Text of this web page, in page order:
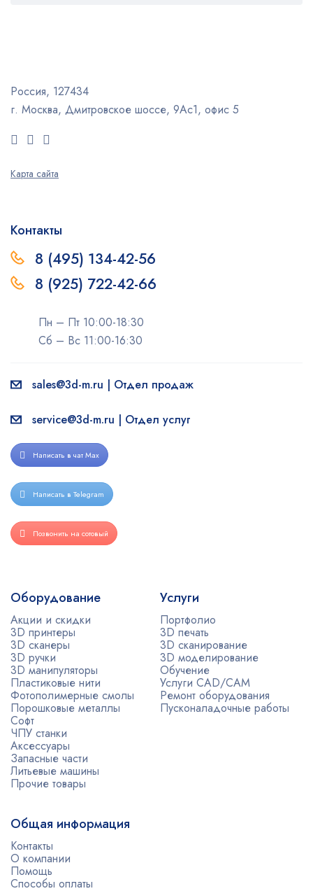
Россия, 127434
г. Москва, Дмитровское шоссе, 9Ас1, офис 5
Карта сайта
Контакты
8 (495) 134-42-56
8 (925) 722-42-66
Пн – Пт 10:00-18:30
Сб – Вс 11:00-16:30
sales@3d-m.ru | Отдел продаж
service@3d-m.ru | Отдел услуг
Написать в чат Max
Написать в Telegram
Позвонить на сотовый
Оборудование
Акции и скидки
3D принтеры
3D сканеры
3D ручки
3D манипуляторы
Пластиковые нити
Фотополимерные смолы
Порошковые металлы
Софт
ЧПУ станки
Аксессуары
Запасные части
Литьевые машины
Прочие товары
Услуги
Портфолио
3D печать
3D сканирование
3D моделирование
Обучение
Услуги CAD/CAM
Ремонт оборудования
Пусконаладочные работы
Общая информация
Контакты
О компании
Помощь
Способы оплаты